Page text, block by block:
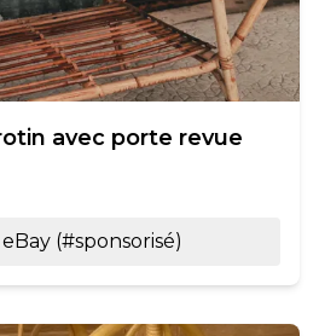
avec porte revue
(#sponsorisé)